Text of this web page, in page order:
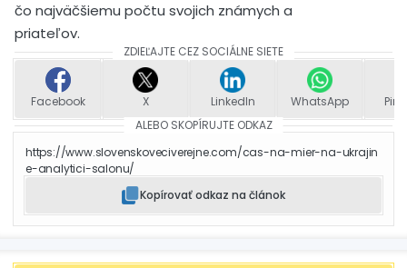
čo najväčšiemu počtu svojich známych a
priateľov.
ZDIEĽAJTE CEZ SOCIÁLNE SIETE
Facebook X LinkedIn WhatsApp
ALEBO SKOPÍRUJTE ODKAZ
https://www.slovenskoveciverejne.com/cas-na-mier-na-ukrajin
e-analytici-salonu/
Kopírovať odkaz na článok